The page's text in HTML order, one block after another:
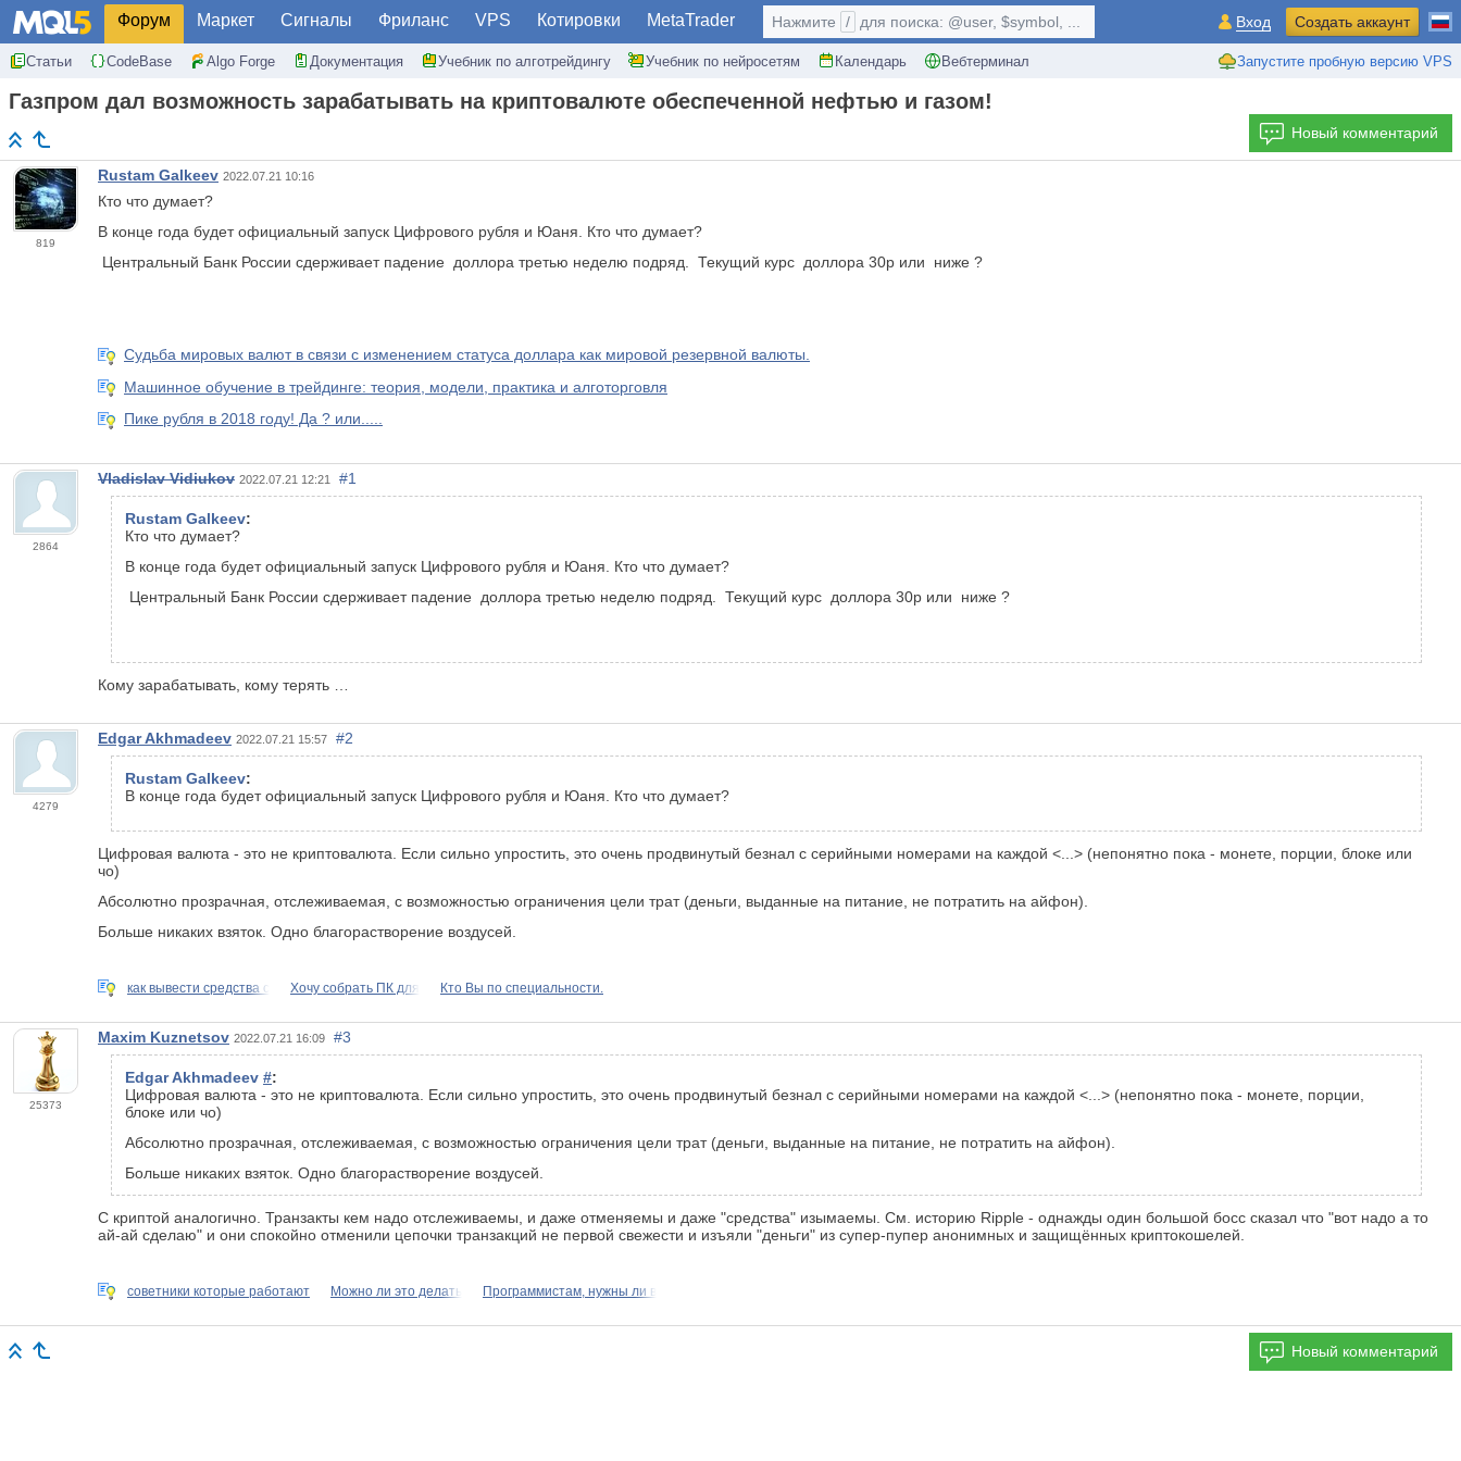
Форум Маркет Сигналы Фриланс VPS Котировки MetaTrader
Статьи CodeBase Algo Forge Документация Учебник по алготрейдингу Учебник по нейросетям Календарь Вебтерминал Запустите пробную версию VPS
Нажмите / для поиска: @user, $symbol, ... Вход Создать аккаунт
Газпром дал возможность зарабатывать на криптовалюте обеспеченной нефтью и газом!
Новый комментарий
819
Rustam Galkeev 2022.07.21 10:16
Кто что думает?
В конце года будет официальный запуск Цифрового рубля и Юаня. Кто что думает?
Центральный Банк России сдерживает падение доллора третью неделю подряд. Текущий курс доллора 30р или ниже ?
Судьба мировых валют в связи с изменением статуса доллара как мировой резервной валюты.
Машинное обучение в трейдинге: теория, модели, практика и алготорговля
Пике рубля в 2018 году! Да ? или.....
2864
Vladislav Vidiukov 2022.07.21 12:21 #1
Rustam Galkeev:
Кто что думает?
В конце года будет официальный запуск Цифрового рубля и Юаня. Кто что думает?
Центральный Банк России сдерживает падение доллора третью неделю подряд. Текущий курс доллора 30р или ниже ?
Кому зарабатывать, кому терять …
4279
Edgar Akhmadeev 2022.07.21 15:57 #2
Rustam Galkeev:
В конце года будет официальный запуск Цифрового рубля и Юаня. Кто что думает?
Цифровая валюта - это не криптовалюта. Если сильно упростить, это очень продвинутый безнал с серийными номерами на каждой <...> (непонятно пока - монете, порции, блоке или
чо)
Абсолютно прозрачная, отслеживаемая, с возможностью ограничения цели трат (деньги, выданные на питание, не потратить на айфон).
Больше никаких взяток. Одно благорастворение воздусей.
как вывести средства с Хочу собрать ПК для Кто Вы по специальности.
25373
Maxim Kuznetsov 2022.07.21 16:09 #3
Edgar Akhmadeev #:
Цифровая валюта - это не криптовалюта. Если сильно упростить, это очень продвинутый безнал с серийными номерами на каждой <...> (непонятно пока - монете, порции,
блоке или чо)
Абсолютно прозрачная, отслеживаемая, с возможностью ограничения цели трат (деньги, выданные на питание, не потратить на айфон).
Больше никаких взяток. Одно благорастворение воздусей.
С криптой аналогично. Транзакты кем надо отслеживаемы, и даже отменяемы и даже "средства" изымаемы. См. историю Ripple - однажды один большой босс сказал что "вот надо а то
ай-ай сделаю" и они спокойно отменили цепочки транзакций не первой свежести и изъяли "деньги" из супер-пупер анонимных и защищённых криптокошелей.
советники которые работают Можно ли это делать Программистам, нужны ли в
Новый комментарий